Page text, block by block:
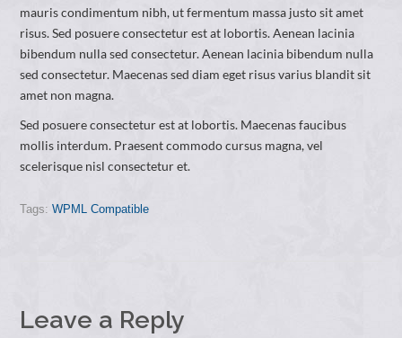
mauris condimentum nibh, ut fermentum massa justo sit amet
risus. Sed posuere consectetur est at lobortis. Aenean lacinia
bibendum nulla sed consectetur. Aenean lacinia bibendum nulla
sed consectetur. Maecenas sed diam eget risus varius blandit sit
amet non magna.
Sed posuere consectetur est at lobortis. Maecenas faucibus
mollis interdum. Praesent commodo cursus magna, vel
scelerisque nisl consectetur et.
Tags:WPML Compatible
Leave a Reply